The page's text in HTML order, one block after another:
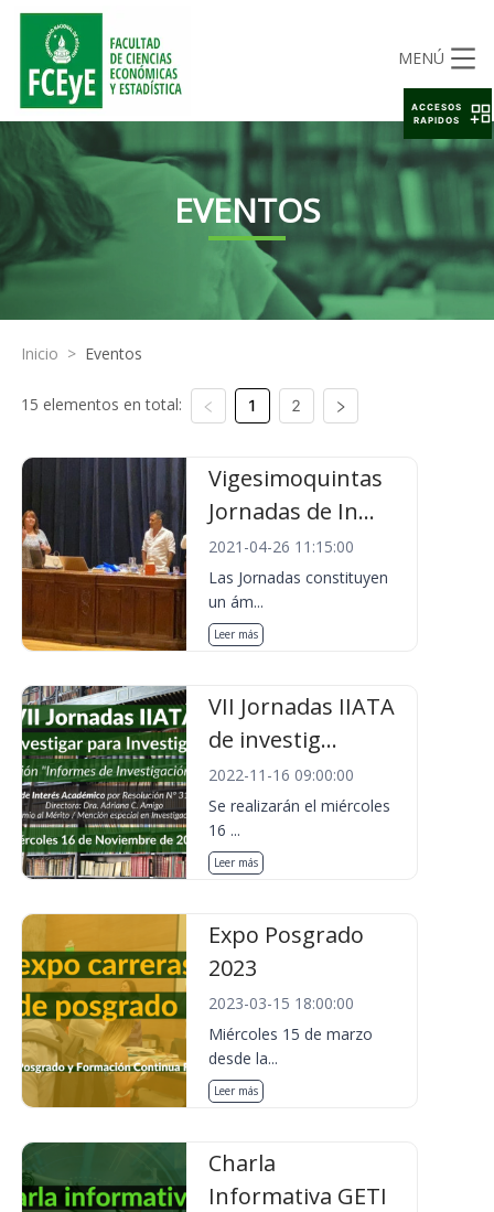
MENÚ
EVENTOS
Inicio > Eventos
15 elementos en total: 1 2
Vigesimoquintas
Jornadas de In...
2021-04-26 11:15:00
Las Jornadas constituyen
un ám...
Leer más
VII Jornadas IIATA
de investig...
2022-11-16 09:00:00
Se realizarán el miércoles
16 ...
Leer más
Expo Posgrado
2023
2023-03-15 18:00:00
Miércoles 15 de marzo
desde la...
Leer más
Charla
Informativa GETI
ACCESOS
RAPIDOS